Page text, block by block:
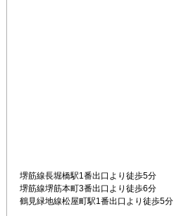
堺筋線長堀橋駅1番出口より徒歩5分
堺筋線堺筋本町3番出口より徒歩6分
鶴見緑地線松屋町駅1番出口より徒歩5分